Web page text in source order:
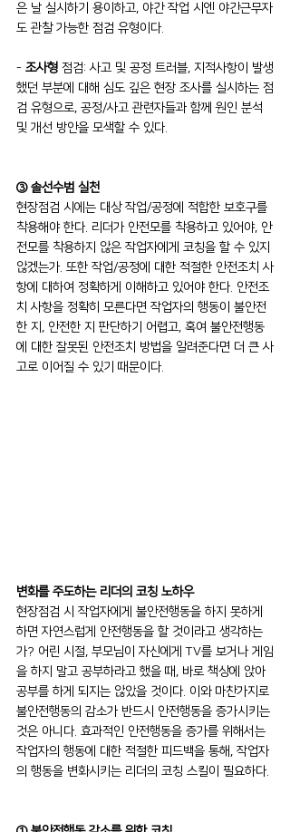
은 날 실시하기 용이하고, 야간 작업 시엔 야간근무자
도 관찰 가능한 점검 유형이다.
- 조사형 점검: 사고 및 공정 트러블, 지적사항이 발생
했던 부분에 대해 심도 깊은 현장 조사를 실시하는 점
검 유형으로, 공정/사고 관련자들과 함께 원인 분석
및 개선 방안을 모색할 수 있다.
③ 솔선수범 실천
현장점검 시에는 대상 작업/공정에 적합한 보호구를
착용해야 한다. 리더가 안전모를 착용하고 있어야, 안
전모를 착용하지 않은 작업자에게 코칭을 할 수 있지
않겠는가. 또한 작업/공정에 대한 적절한 안전조치 사
항에 대하여 정확하게 이해하고 있어야 한다. 안전조
치 사항을 정확히 모른다면 작업자의 행동이 불안전
한 지, 안전한 지 판단하기 어렵고, 혹여 불안전행동
에 대한 잘못된 안전조치 방법을 알려준다면 더 큰 사
고로 이어질 수 있기 때문이다.
변화를 주도하는 리더의 코칭 노하우
현장점검 시 작업자에게 불안전행동을 하지 못하게
하면 자연스럽게 안전행동을 할 것이라고 생각하는
가? 어린 시절, 부모님이 자신에게 TV를 보거나 게임
을 하지 말고 공부하라고 했을 때, 바로 책상에 앉아
공부를 하게 되지는 않았을 것이다. 이와 마찬가지로
불안전행동의 감소가 반드시 안전행동을 증가시키는
것은 아니다. 효과적인 안전행동을 증가를 위해서는
작업자의 행동에 대한 적절한 피드백을 통해, 작업자
의 행동을 변화시키는 리더의 코칭 스킬이 필요하다.